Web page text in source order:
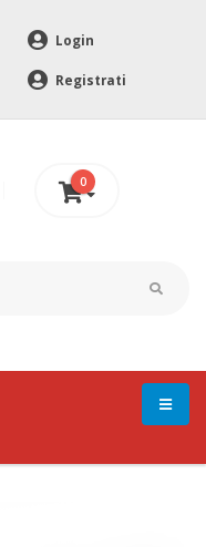
Login
Registrati
0